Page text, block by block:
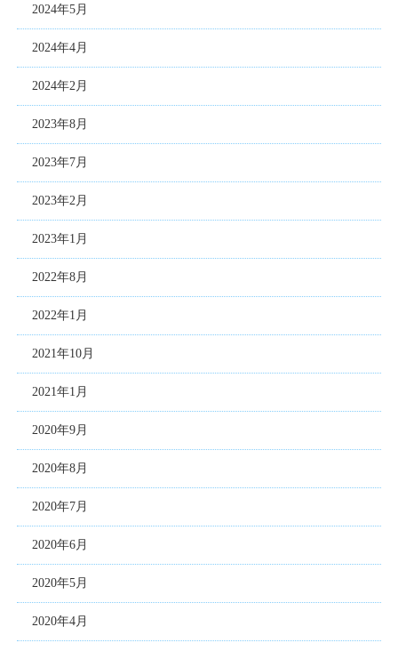
2024年5月
2024年4月
2024年2月
2023年8月
2023年7月
2023年2月
2023年1月
2022年8月
2022年1月
2021年10月
2021年1月
2020年9月
2020年8月
2020年7月
2020年6月
2020年5月
2020年4月